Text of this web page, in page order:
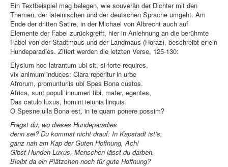
Ein Textbeispiel mag belegen, wie souverän der Dichter mit den
Themen, der lateinischen und der deutschen Sprache umgeht. Am
Ende der dritten Satire, in der Michael von Albrecht auch auf
Elemente der Fabel zurückgreift, hier in Anlehnung an die berühmte
Fabel von der Stadtmaus und der Landmaus (Horaz), beschreibt er ein
Hundeparadies. Zitiert werden die letzten Verse, 125-130:
Elysium hoc latrantum ubi sit, si forte requires,
vix animum induces: Clara reperitur in urbe
Afrorum, promunturiis ubi Spes Bona custos.
Africa, sunt populi innumeri tibi, mater, egentes,
Das catulo luxus, homini ieiunia linquis.
O Spesne ulla Bona est, in te quam ponere possim?
Fragst du, wo dieses Hundeparadies
denn sei? Du kommst nicht drauf: In Kapstadt ist’s,
ganz nah am Kap der Guten Hoffnung, Ach!
Gibst Hunden Luxus, Menschen lässt du darben.
Bleibt da ein Plätzchen noch für gute Hoffnung?